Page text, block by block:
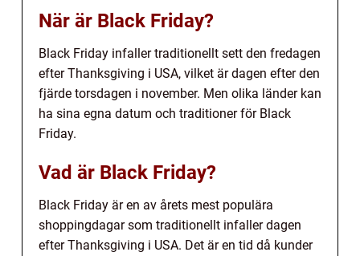
När är Black Friday?
Black Friday infaller traditionellt sett den fredagen
efter Thanksgiving i USA, vilket är dagen efter den
fjärde torsdagen i november. Men olika länder kan
ha sina egna datum och traditioner för Black
Friday.
Vad är Black Friday?
Black Friday är en av årets mest populära
shoppingdagar som traditionellt infaller dagen
efter Thanksgiving i USA. Det är en tid då kunder